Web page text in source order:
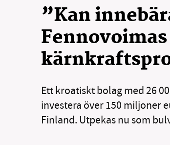
”Kan
Fennovoimas
Ett kroatiskt bolag med 26
investera över 150 miljoner
Finland. Utpekas nu som